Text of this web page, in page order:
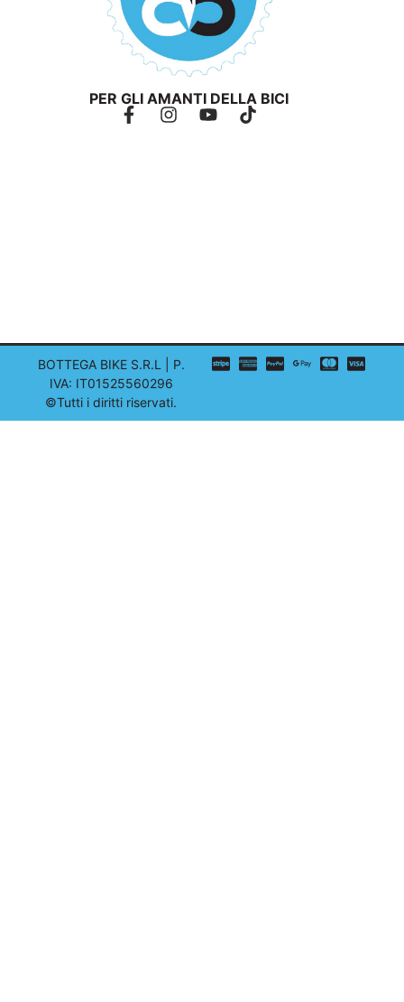
PER GLI AMANTI DELLA BICI
BOTTEGA BIKE S.R.L | P.
IVA: IT01525560296
©Tutti i diritti riservati.